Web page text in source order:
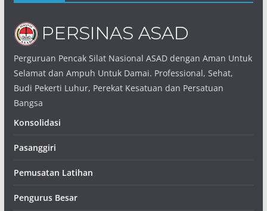
Perguruan Pencak Silat Nasional ASAD dengan Aman Untuk
Selamat dan Ampuh Untuk Damai. Professional, Sehat,
Budi Pekerti Luhur, Perekat Kesatuan dan Persatuan
Bangsa
Konsolidasi
Pasanggiri
Pemusatan Latihan
Pengurus Besar